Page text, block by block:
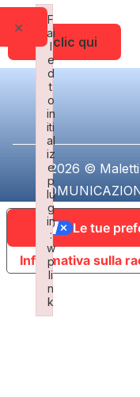
Fai clic qui
2026 ©
Informativa sulla
Le tue
F
ai
l
e
d
t
o
in
iti
al
iz
e
p
lu
g
in
:
w
p
li
n
k
×
Failed to initialize